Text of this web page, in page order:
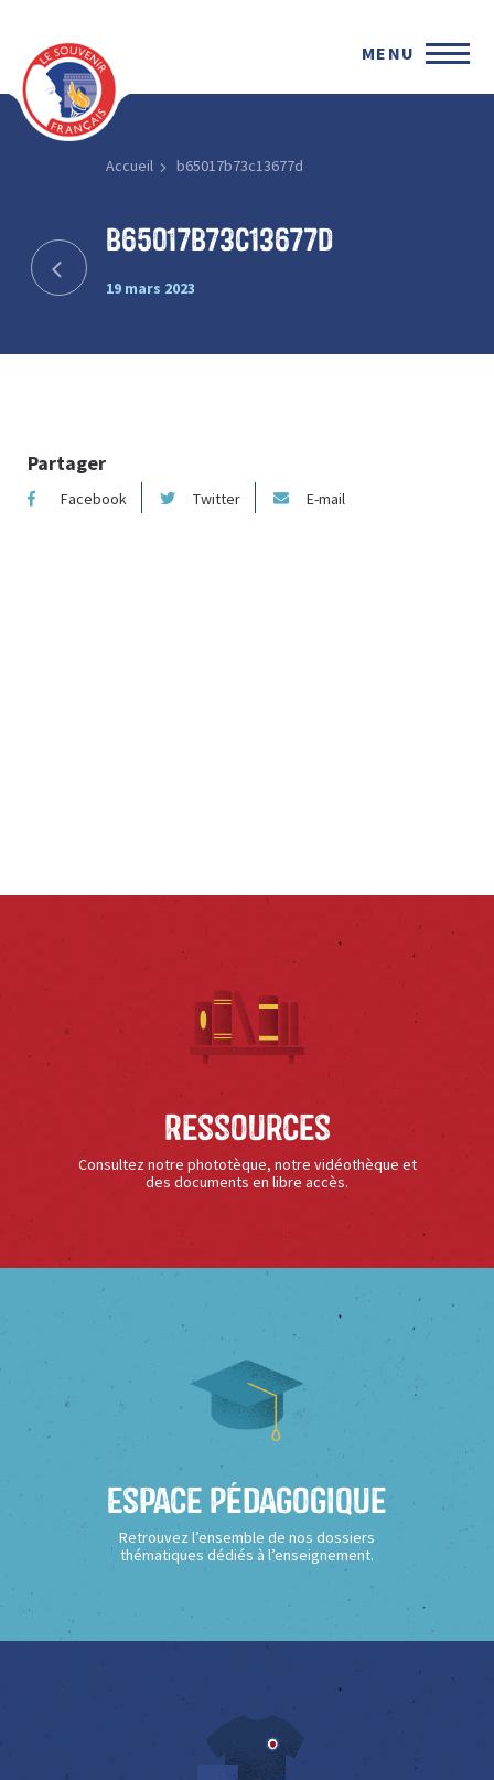
MENU
Accueil b65017b73c13677d
b65017b73c13677d
19 mars 2023
Partager
Facebook Twitter E-mail
Ressources
Consultez notre phototèque, notre vidéothèque et
des documents en libre accès.
Espace Pédagogique
Retrouvez l’ensemble de nos dossiers
thématiques dédiés à l’enseignement.